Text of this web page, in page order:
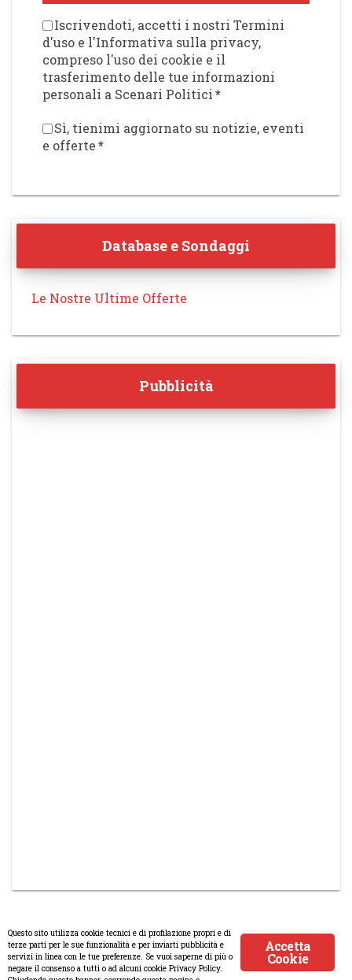
Iscrivendoti, accetti i nostri Termini
d'uso e l'Informativa sulla privacy,
compreso l'uso dei cookie e il
trasferimento delle tue informazioni
personali a Scenari Politici*
Sì, tienimi aggiornato su notizie, eventi
e offerte*
Database e Sondaggi
Le Nostre Ultime Offerte
Pubblicità
© Copyright 2008-2017 Scenaripolitici.com - Tutti i diritti riservati.
Accetta
Cookie
Questo sito utilizza cookie tecnici e di profilazione propri e di
terze parti per le sue funzionalità e per inviarti pubblicità e
servizi in linea con le tue preferenze. Se vuoi saperne di più o
negare il consenso a tutti o ad alcuni cookie Privacy Policy.